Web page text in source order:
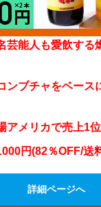
芸能人も愛飲する
ンブチャをベース
アメリカで売上1
円(82％OFF/送
詳細ページへ